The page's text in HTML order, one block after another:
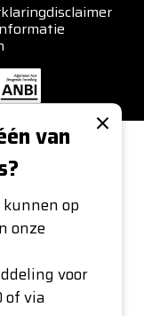
disclaimer
×
van
op
onze
voor
of via